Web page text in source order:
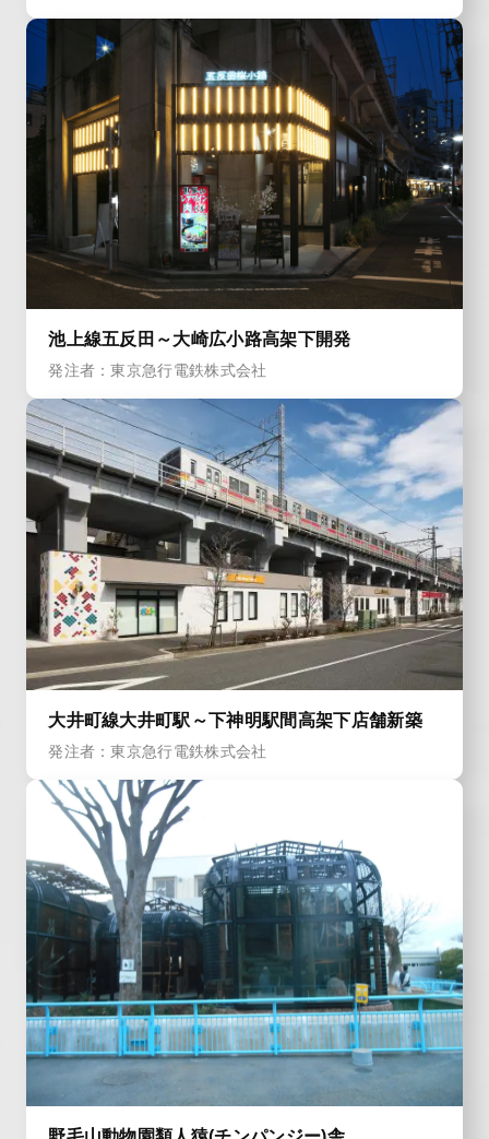
池上線五反田～大崎広小路高架下開発
発注者：東京急行電鉄株式会社
大井町線大井町駅～下神明駅間高架下店舗新築
発注者：東京急行電鉄株式会社